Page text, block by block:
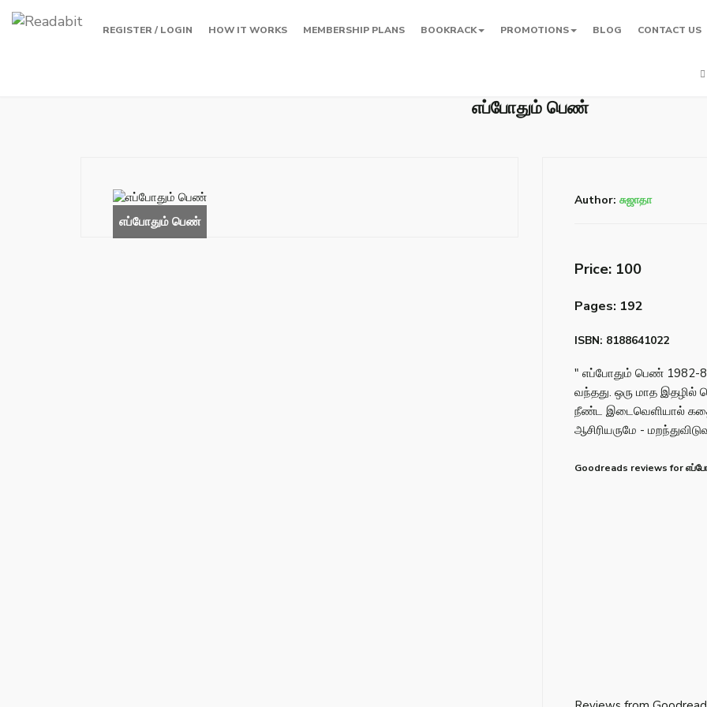
REGISTER / LOGIN HOW IT WORKS MEMBERSHIP PLANS BOOKRACK PROMOTIONS BLOG CONTACT US
எப்போதும் பெண்
Author: சுஜாதா
Price: ₹100
Pages: 192
ISBN: 8188641022
" எப்போதும் பெண் 1982-
வந்தது. ஒரு மாத இதழில்
நீண்ட இடைவெளியால்
ஆசிரியருமே -
Goodreads reviews for